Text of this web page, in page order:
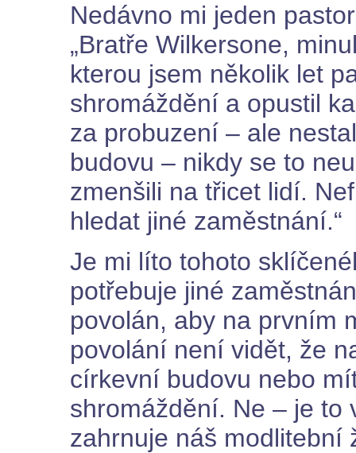
Nedávno mi jeden
„Bratře Wilkersone,
kterou jsem několik let
shromáždění a opustil
za probuzení – ale
budovu – nikdy se to
zmenšili na třicet lidí.
hledat jiné zaměstnání.“
Je mi líto tohoto
potřebuje jiné
povolán, aby na prvním
povolání není vidět, že
církevní budovu nebo
shromáždění. Ne – je to
zahrnuje náš modlitební